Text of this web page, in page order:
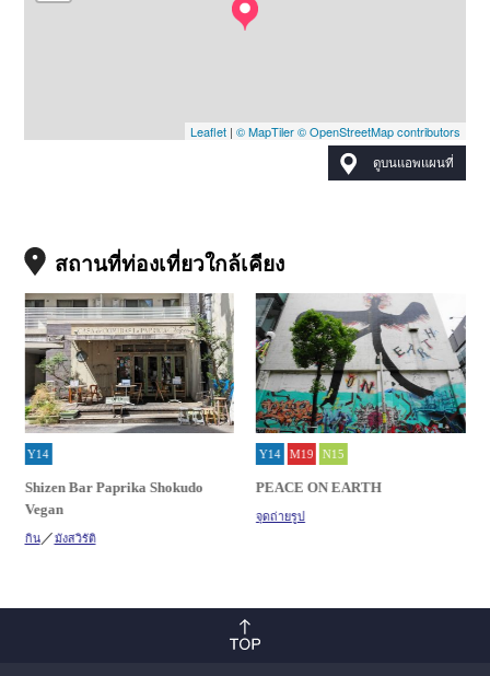
Leaflet| © MapTiler © OpenStreetMap contributors
ดูบนแอพแผนที่
สถานที่ท่องเที่ยวใกล้เคียง
Y14
Shizen Bar Paprika Shokudo
Vegan
กิน มังสวิรัติ
Y14 M19 N15
PEACE ON EARTH
จุดถ่ายรูป